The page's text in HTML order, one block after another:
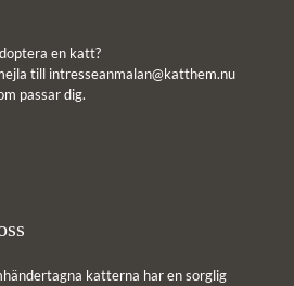
en katt?
till intresseanmalan@katthem.nu
passar dig.
katterna har en sorglig